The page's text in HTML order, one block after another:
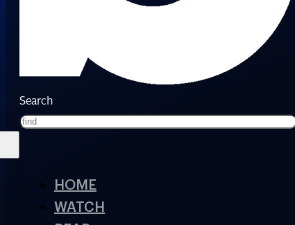
Search
HOME
WATCH